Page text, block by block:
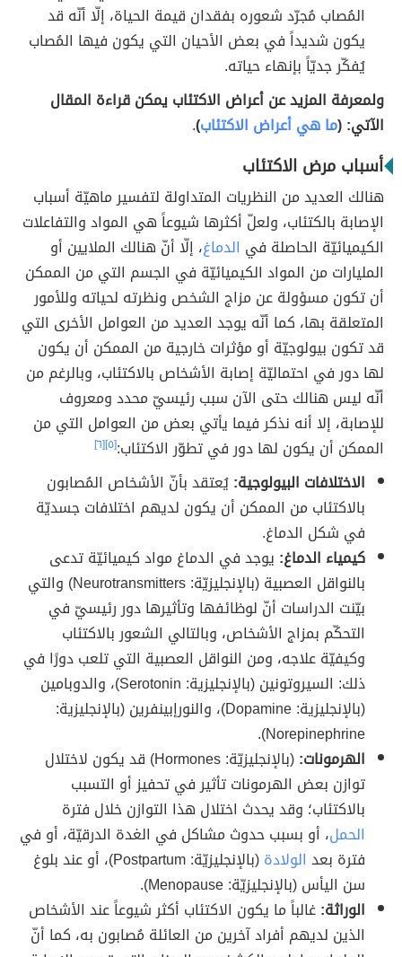
المُصاب مُجرّد شعوره بفقدان قيمة الحياة، إلّا أنّه قد
يكون شديداً في بعض الأحيان التي يكون فيها المُصاب
يُفكّر جديّاً بإنهاء حياته.
ولمعرفة المزيد عن أعراض الاكتئاب يمكن قراءة المقال
الآتي: (ما هي أعراض الاكتئاب)
.
أسباب مرض الاكتئاب
هنالك العديد من النظريات المتداولة لتفسير ماهيّة أسباب
الإصابة بالكتئاب، ولعلّ أكثرها شيوعاً هي المواد والتفاعلات
الكيميائيّة الحاصلة في الدماغ، إلّا أنّ هنالك الملايين أو
المليارات من المواد الكيميائيّة في الجسم التي من الممكن
أن تكون مسؤولة عن مزاج الشخص ونظرته لحياته وللأمور
المتعلقة بها، كما أنّه يوجد العديد من العوامل الأخرى التي
قد تكون بيولوجيّة أو مؤثرات خارجية من الممكن أن يكون
لها دور في احتماليّة إصابة الأشخاص بالاكتئاب، وبالرغم من
أنّه ليس هنالك حتى الآن سبب رئيسيّ محدد ومعروف
للإصابة، إلا أنه نذكر فيما يأتي بعض من العوامل التي من
الممكن أن يكون لها دور في تطوّر الاكتئاب:[٥] [٦]
الاختلافات البيولوجية:يُعتقد بأنّ الأشخاص المُصابون
بالاكتئاب من الممكن أن يكون لديهم اختلافات جسديّة
في شكل الدماغ.
كيمياء الدماغ: يوجد في الدماغ مواد كيميائيّة تدعى
بالنواقل العصبية (بالإنجليزيّة: Neurotransmitters) والتي
بيّنت الدراسات أنّ لوظائفها وتأثيرها دور رئيسيّ في
التحكّم بمزاج الأشخاص، وبالتالي الشعور بالاكتئاب
وكيفيّة علاجه، ومن النواقل العصبية التي تلعب دورًا في
ذلك: السيروتونين (بالإنجليزية: Serotonin)، والدوبامين
(بالإنجليزية: Dopamine)، والنورإبينفرين (بالإنجليزية:
Norepinephrine).
الهرمونات:
(بالإنجليزيّة: Hormones) قد يكون لاختلال
توازن بعض الهرمونات تأثير في تحفيز أو التسبب
بالاكتئاب؛ وقد يحدث اختلال هذا التوازن خلال فترة
الحمل، أو بسبب حدوث مشاكل في الغدة الدرقيّة، أو في
فترة بعد الولادة
(بالإنجليزيّة: Postpartum)، أو عند بلوغ
سن اليأس (بالإنجليزيّة: Menopause).
الوراثة:غالباً ما يكون الاكتئاب أكثر شيوعاً عند الأشخاص
الذين لديهم أفراد آخرين من العائلة مُصابون به، كما أنّ